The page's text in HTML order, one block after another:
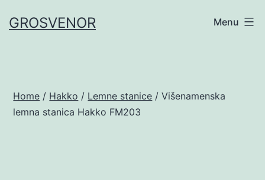
toGROSVENOR Menu
Home / Hakko / Lemne stanice / Višenamenska
lemna stanica Hakko FM203